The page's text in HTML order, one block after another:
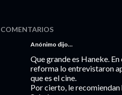
COMENTARIOS
Anónimo dijo…
Que grande es Haneke. En
reforma lo entrevistaron
que es el cine.
Por cierto, le